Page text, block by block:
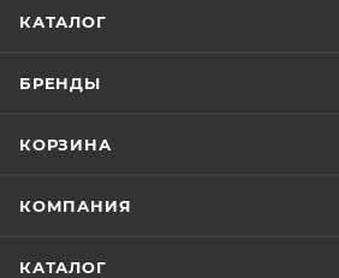
КАТАЛОГ
БРЕНДЫ
КОРЗИНА
КОМПАНИЯ
КАТАЛОГ